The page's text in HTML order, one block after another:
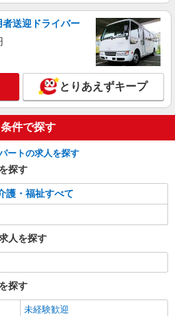
詳細を見る
験OKの人間関係に悩まない職場
スタッフ
円〜2125円 ＜日払い有/週払い有/交
ガソリン代含む)＞
で多数
詳細を見る
ずは送迎業務で活躍しよう◎デイサ
円〜2125円 ＜日払い有/週払い有/交
ガソリン代含む)＞
で多数
送迎ドライバー
とりあえずキープ
件で探す
ートの求人を探す
探す
護・福祉すべて
人を探す
探す
未経験歓迎